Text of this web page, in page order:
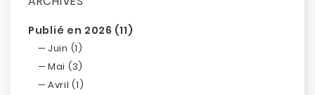
Publié en 2026 (11)
Juin (1)
Mai (3)
Avril (1)